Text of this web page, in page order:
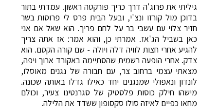
גיליתי את פרוג'ה דרך כריך פורקטה ראשון. עמדתי בתור
בדוכן מול קורזו ונצ'י, ובעל הבית פרס לי פרוסות בשר
חזיר צלוי עם עשבי בר על לחם פריך. הוא שאל אם אני
כאן בשביל הג'אז. אמרתי כן, והוא אמר: אז אתה צריך
להגיע אחרי חצות לוויה דלה ויולה - שם קורה הקסם. הוא
צדק. אחרי הופעה רשמית שהסתיימה באקורד ארוך ויפה,
מצאתי עצמי ברחוב צר, עם חבורה של נגנים מאוסלו,
לונדון ונאפולי שמנגנים יחד כאילו גדלו באותה שכונה.
מישהו חילק כוסות פלסטיק של סגרנטינו צעיר, וכולם
מחאו כפיים לאיזה סולו סקסופון ששדד את הלילה.